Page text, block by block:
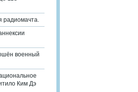
радиомачта.
военный
Ким Дэ